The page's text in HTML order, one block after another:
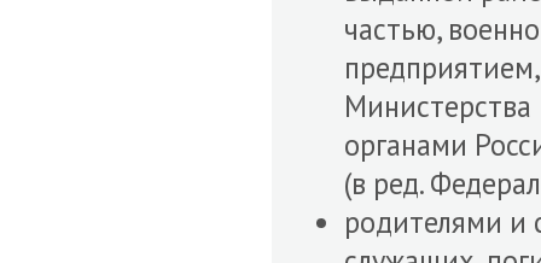
частью,
органами
(в ред.
родителями и